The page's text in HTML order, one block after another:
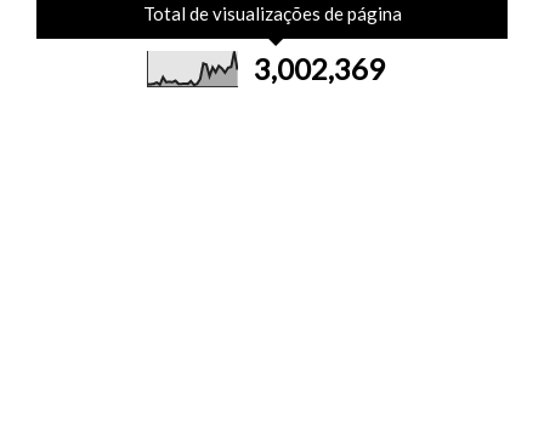
Total de visualizações de página
3,002,369